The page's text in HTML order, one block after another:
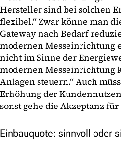
Hersteller sind bei solchen
flexibel.“ Zwar könne man
Gateway nach Bedarf
modernen Messeinrichtung
nicht im Sinne der
modernen Messeinrichtung
Anlagen steuern.“ Auch
Erhöhung der
sonst gehe die Akzeptanz
Einbauquote: sinnvoll oder